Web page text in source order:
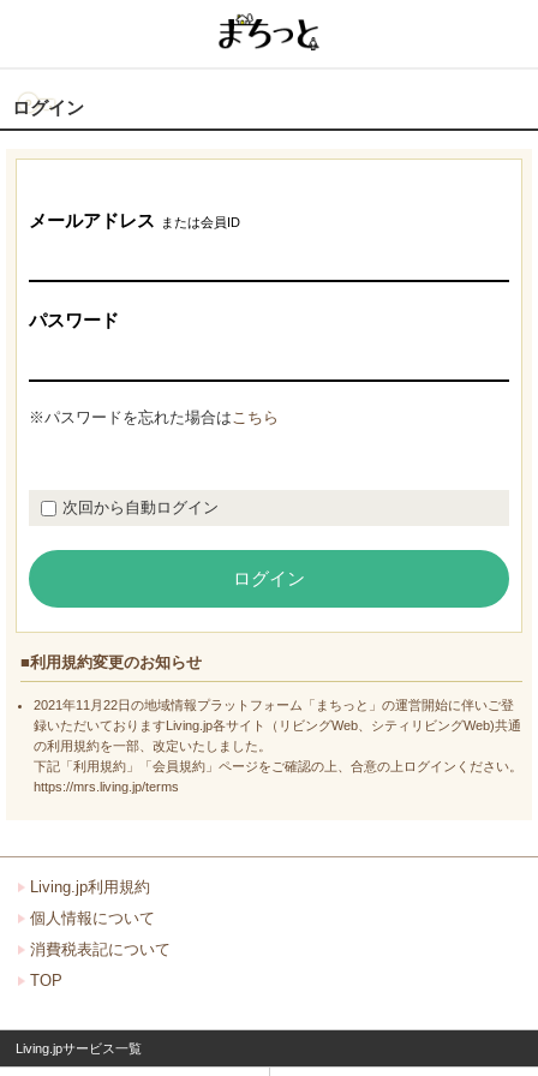
ログイン
メールアドレス または会員ID
パスワード
※パスワードを忘れた場合はこちら
次回から自動ログイン
ログイン
■利用規約変更のお知らせ
2021年11月22日の地域情報プラットフォーム「まちっと」の運営開始に伴いご登
録いただいておりますLiving.jp各サイト（リビングWeb、シティリビングWeb)共通
の利用規約を一部、改定いたしました。
下記「利用規約」「会員規約」ページをご確認の上、合意の上ログインください。
https://mrs.living.jp/terms
Living.jp利用規約
個人情報について
消費税表記について
TOP
Living.jpサービス一覧